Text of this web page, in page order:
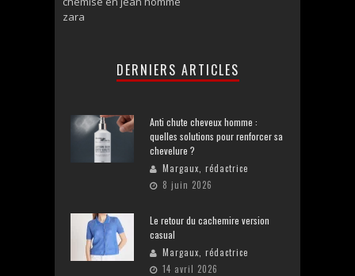
zara
DERNIERS ARTICLES
Anti chute cheveux homme :
quelles solutions pour renforcer sa
chevelure ?
Margaux, rédactrice
8 juin 2026
Le retour du cachemire version
casual
Margaux, rédactrice
14 avril 2026